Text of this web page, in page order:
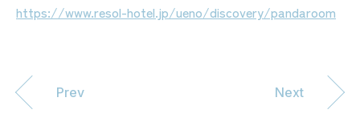
https://www.resol-hotel.jp/ueno/discovery/pandaroom
Prev Next